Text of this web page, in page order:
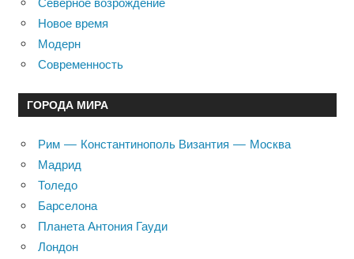
Новое время
Модерн
Современность
ГОРОДА МИРА
Рим — Константинополь Византия — Москва
Мадрид
Толедо
Барселона
Планета Антония Гауди
Лондон